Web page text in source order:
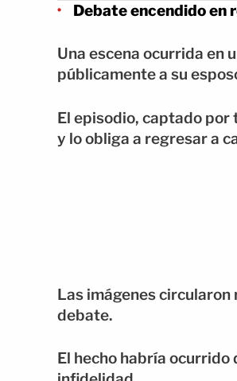
Debate encendido en
Una escena ocurrida en
públicamente a su
El episodio, captado por
y lo obliga a regresar a
Las imágenes
debate.
El hecho habría